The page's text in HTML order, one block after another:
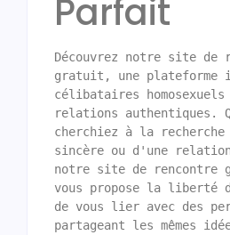
Parfait
Découvrez notre site de
gratuit, une plateforme
célibataires homosexuels
relations authentiques.
cherchiez à la
sincère ou d'une relation
notre site de rencontre
vous propose la liberté
de vous lier avec des
partageant les mêmes